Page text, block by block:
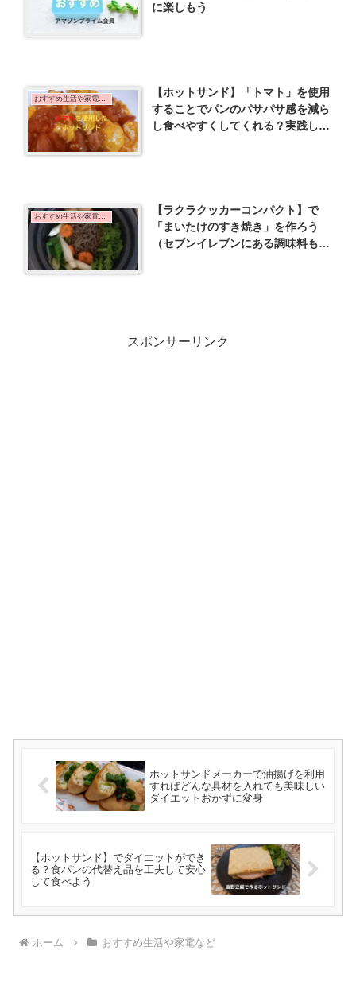
に楽しもう
おすすめ生活や家電など
【ホットサンド】「トマト」を使用
することでパンのパサパサ感を減ら
し食べやすくしてくれる？実践した
おすすめ生活や家電など
【ラクラクッカーコンパクト】で
「まいたけのすき焼き」を作ろう
（セブンイレブンにある調味料もご
スポンサーリンク
ホットサンドメーカーで油揚げを利用
すればどんな具材を入れても美味しい
ダイエットおかずに変身
【ホットサンド】でダイエットができ
る？食パンの代替え品を工夫して安心
して食べよう
ホーム おすすめ生活や家電など